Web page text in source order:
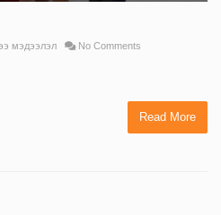
мэдээлэл No Comments
Read More